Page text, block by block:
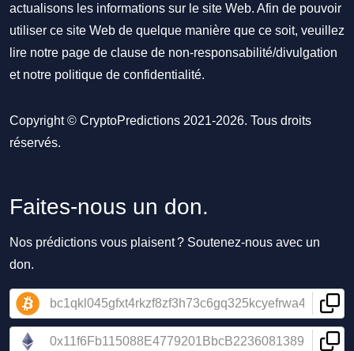
actualisons les informations sur le site Web. Afin de pouvoir
utiliser ce site Web de quelque manière que ce soit, veuillez
lire notre page de clause de non-responsabilité/divulgation
et notre politique de confidentialité.
Copyright © CryptoPredictions 2021-2026. Tous droits
réservés.
Faites-nous un don.
Nos prédictions vous plaisent ? Soutenez-nous avec un
don.